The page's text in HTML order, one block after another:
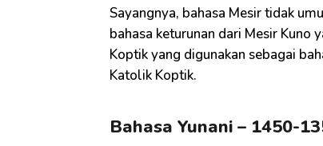
Sayangnya, bahasa Mesir tidak
bahasa keturunan dari Mesir Kuno
Koptik yang digunakan sebagai
Katolik Koptik.
Bahasa Yunani – 1450-